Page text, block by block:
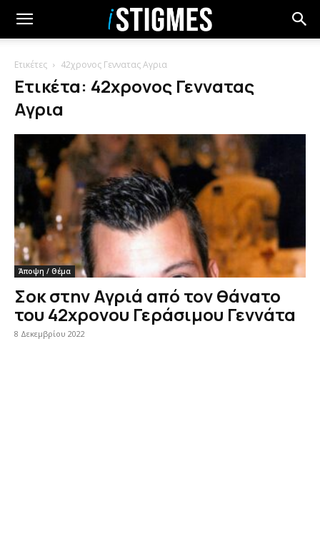
Ετικέτες 42χρονος Γεννατας Αγρια
Ετικέτα: 42χρονος Γεννατας
Αγρια
Άποψη / Θέμα
Σοκ στην Αγριά από τον θάνατο
του 42χρονου Γεράσιμου Γεννάτα
8 Δεκεμβρίου 2022